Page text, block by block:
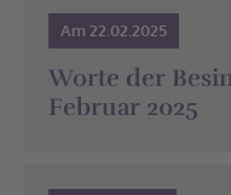
Am 22.02.2025
Worte der
Februar 2025